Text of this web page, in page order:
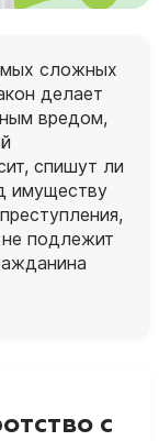
сложных
делает
вредом,
спишут ли
имуществу
подлежит
с